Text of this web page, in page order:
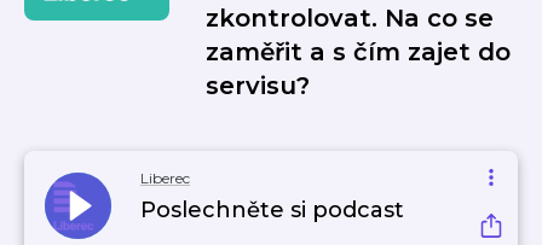
zkontrolovat. Na co se
zaměřit a s čím zajet do
servisu?
Liberec
Poslechněte si podcast